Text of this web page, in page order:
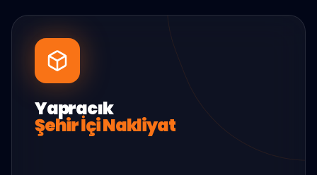
Yapracık
Şehir İçi Nakliyat